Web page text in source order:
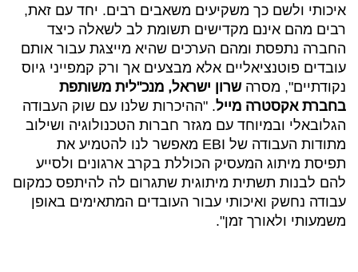
איכותי ולשם כך משקיעים משאבים רבים. יחד עם זאת,
רבים מהם אינם מקדישים תשומת לב לשאלה כיצד
החברה נתפסת ומהם הערכים שהיא מייצגת עבור אותם
עובדים פוטנציאליים אלא מבצעים אך ורק קמפייני גיוס
נקודתיים", מסרה שרון ישראל, מנכ"לית משותפת
בחברת אקסטרה מייל. "ההיכרות שלנו עם שוק העבודה
הגלובאלי ובמיוחד עם מגזר חברות הטכנולוגיה ושילוב
מתודות העבודה של EBI מאפשר לנו להטמיע את
תפיסת מיתוג המעסיק הכוללת בקרב ארגונים ולסייע
להם לבנות תשתית מיתוגית שתגרום לה להיתפס כמקום
עבודה נחשק ואיכותי עבור העובדים המתאימים באופן
משמעותי ולאורך זמן".